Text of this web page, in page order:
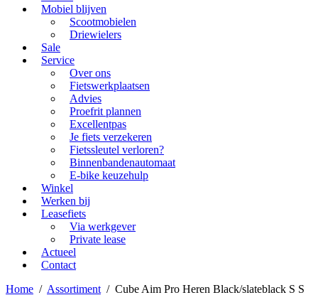
Mobiel blijven
Scootmobielen
Driewielers
Sale
Service
Over ons
Fietswerkplaatsen
Advies
Proefrit plannen
Excellentpas
Je fiets verzekeren
Fietssleutel verloren?
Binnenbandenautomaat
E-bike keuzehulp
Winkel
Werken bij
Leasefiets
Via werkgever
Private lease
Actueel
Contact
Home / Assortiment / Cube Aim Pro Heren Black/slateblack S S